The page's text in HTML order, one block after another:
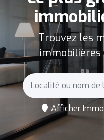
Trouvez les
immobilières
Afficher